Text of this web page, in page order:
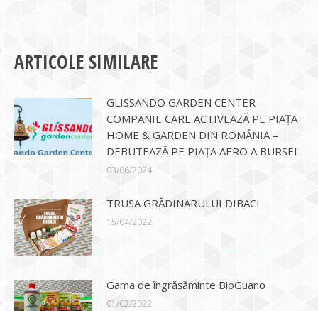
ARTICOLE SIMILARE
GLISSANDO GARDEN CENTER –
COMPANIE CARE ACTIVEAZĂ PE PIAȚA
HOME & GARDEN DIN ROMÂNIA –
DEBUTEAZĂ PE PIAȚA AERO A BURSEI
03/06/2024
TRUSA GRĂDINARULUI DIBACI
15/04/2022
Gama de îngrășăminte BioGuano
01/02/2022